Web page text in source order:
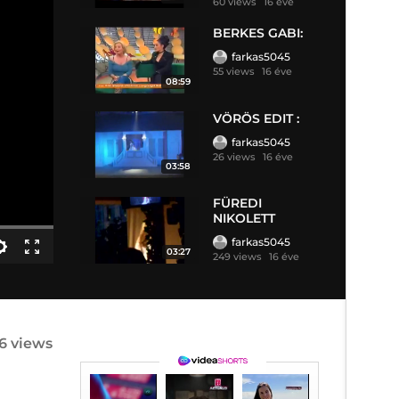
08:59
BERKES GABI:
farkas5045
55 views 16 éve
03:58
VÖRÖS EDIT :
farkas5045
26 views 16 éve
03:27
FÜREDI
NIKOLETT
farkas5045
249 views 16 éve
views